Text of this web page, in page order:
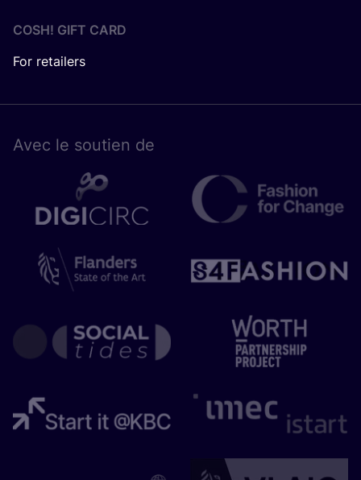
COSH! GIFT CARD
For retailers
Avec le sou­tien de